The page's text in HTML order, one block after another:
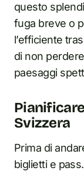
questo
fuga breve o
l’efficiente
di non
paesaggi
Svizzera
Prima di
biglietti e